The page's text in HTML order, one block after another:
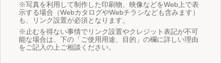
※写真を利用して制作した印刷物、映像などをWeb上で表
示する場合（WebカタログやWebチラシなども含みます）
も、リンク設置が必須となります。
※止むを得ない事情でリンク設置やクレジット表記が不可
能な場合は、下の「ご使用用途、目的」の欄に詳しい理由
をご記入の上ご相談ください。